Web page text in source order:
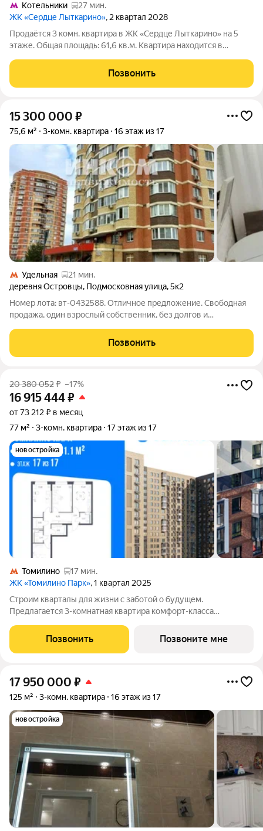
Котельники
27 мин.
ЖК «Сердце Лыткарино», 2 квартал 2028
Продаётся 3 комн. квартира в ЖК «Сердце Лыткарино» на 5
этаже. Общая площадь: 61,6 кв.м. Квартира находится в
камерного формата. На первых этажах предусмотрены
коммерческие помещения: магазины, кафе
Позвонить
15 300 000 ₽
75,6 м² 3-комн. квартира 16 этаж из 17
Удельная
21 мин.
деревня Островцы, Подмосковная улица,5к2
Номер лота: вт-0432588. Отличное предложение. Свободная
продажа, один взрослый собственник, без долгов и
квартира. В квартире выполнен качественный евроремонт с
использованием экологически чистых
Позвонить
20 380 052₽ –17%
16 915 444₽
от 73 212 ₽ в месяц
77 м²
3-комн. квартира 17 этаж из 17
новостройка
Томилино
17 мин.
ЖК «Томилино Парк», 1 квартал 2025
Строим кварталы для жизни с заботой о будущем.
Предлагается 3-комнатная квартира комфорт-класса
этаже, в жилом комплексе "Томилино Парк".Квартира
комплекса на выбор: может быть как с отделкой,
Позвонить Позвоните мне
17 950 000 ₽
125 м² 3-комн. квартира 16 этаж из 17
новостройка